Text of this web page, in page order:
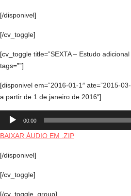
[/disponivel]
[/cv_toggle]
[cv_toggle title=”SEXTA – Estudo
tags=””]
[disponivel em=”2016-01-1″ ate=”2015-
a partir de 1 de janeiro de 2016″]
Tocador
áudio
00:00
BAIXAR ÁUDIO EM .ZIP
[/disponivel]
[/cv_toggle]
[/cv_toggle_group]